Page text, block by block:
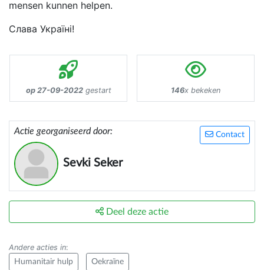
mensen kunnen helpen.
Слава Україні!
op 27-09-2022gestart 146x bekeken
Contact
Actie georganiseerd door:
Sevki Seker
Deel deze actie
Andere acties in:
Humanitair hulp Oekraïne